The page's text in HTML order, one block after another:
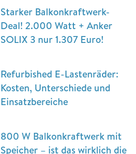
Starker Balkonkraftwerk-
Deal! 2.000 Watt + Anker
SOLIX 3 nur 1.307 Euro!
Refurbished E-Lastenräder:
Kosten, Unterschiede und
Einsatzbereiche
800 W Balkonkraftwerk mit
Speicher – ist das wirklich die